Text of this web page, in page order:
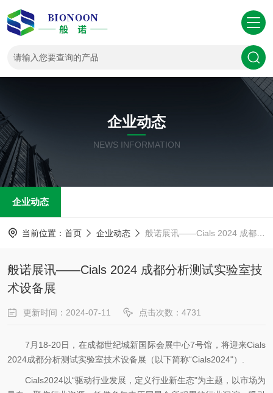
企业动态
NEWS INFORMATION
企业动态
当前位置： 首页 企业动态 般诺展讯——Cials 2024 成都分析测试实验室技术设备展
般诺展讯——Cials 2024 成都分析测试实验室技
术设备展
更新时间：2024-07-11 点击次数：4731
7 月 18-20日，在成都世纪城新国际会展中心7号馆，将迎来Cials
2024成都分析测试实验室技术设备展（以下简称“Cials2024"）
Cials2024以“驱动行业发展，定义行业新生态"为主题，以市场为